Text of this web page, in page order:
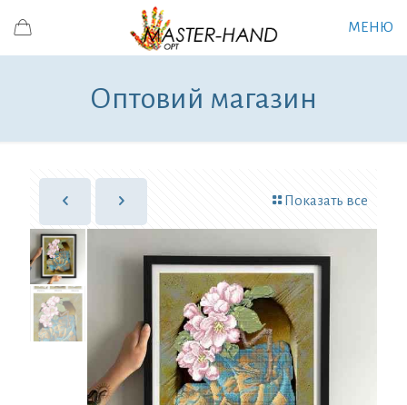
МЕНЮ
Оптовий магазин
Показать все